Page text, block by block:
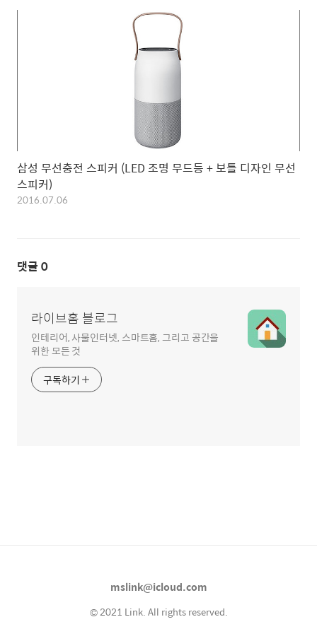
삼성 무선충전 스피커 (LED 조명 무드등 + 보틀 디자인 무선
스피커)
2016.07.06
댓글 0
라이브홈 블로그
인테리어, 사물인터넷, 스마트홈, 그리고 공간을
위한 모든 것
구독하기
mslink@icloud.com
© 2021 Link. All rights reserved.